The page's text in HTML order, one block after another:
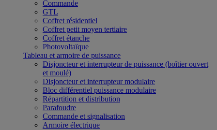
Commande
GTL
Coffret résidentiel
Coffret petit moyen tertiaire
Coffret étanche
Photovoltaïque
Tableau et armoire de puissance
Disjoncteur et interrupteur de puissance (boîtier ouvert
et moulé)
Disjoncteur et interrupteur modulaire
Bloc différentiel puissance modulaire
Répartition et distribution
Parafoudre
Commande et signalisation
Armoire électrique